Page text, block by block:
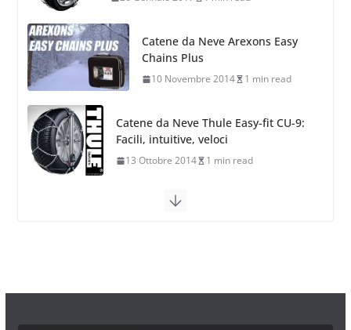
Catene da Neve Thule Easy-fit CU-9:
Facili, intuitive, veloci
13 Ottobre 2014 1 min read
Calze da Neve Arexocks by
Arexons
26 Ottobre 2013 1 min read
Calze da Neve per Auto 2025: